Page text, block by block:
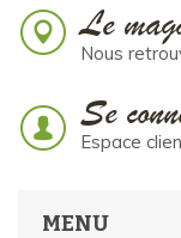
Le
Nous
Se
Espace
MENU